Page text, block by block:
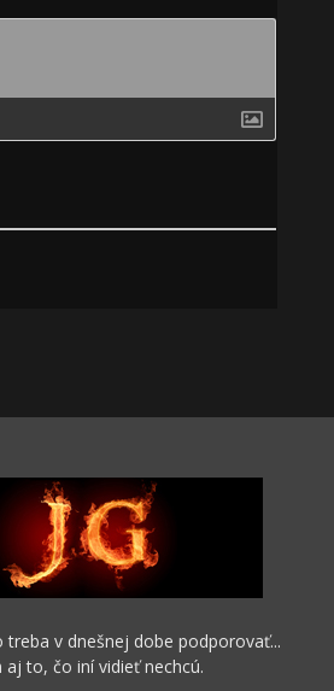
v dnešnej dobe podporovať...
aj to, čo iní vidieť nechcú.